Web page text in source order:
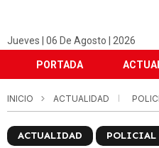
Jueves | 06 De Agosto | 2026
PORTADA
INICIO ACTUALIDAD
ACTUALIDAD POLICIAL